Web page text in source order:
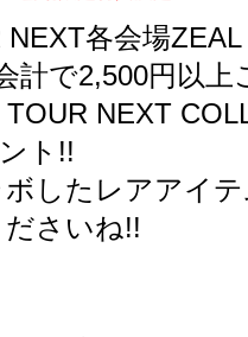
各会場
計で2,500円以上
NEXT
ト!!
したレアアイ
さいね!!